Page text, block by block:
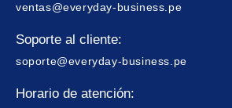
ventas@everyday-business.pe
Soporte al cliente:
soporte@everyday-business.pe
Horario de atención: